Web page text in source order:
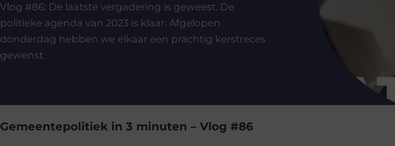
Vlog #86: De laatste vergadering is geweest. De
politieke agenda van 2023 is klaar. Afgelopen
donderdag hebben we elkaar een prachtig kerstreces
gewenst.
Gemeentepolitiek in 3 minuten – Vlog #86